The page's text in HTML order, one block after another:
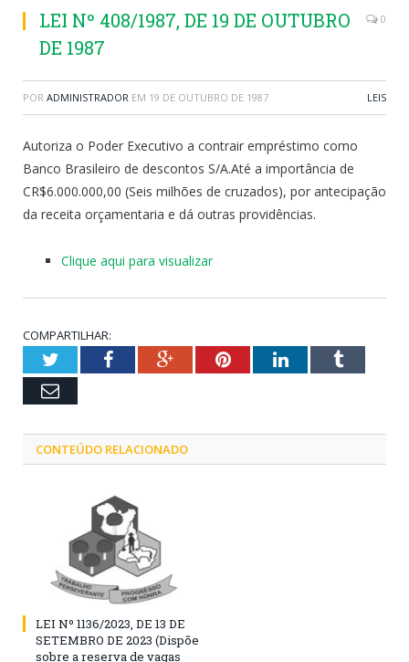
LEI Nº 408/1987, DE 19 DE OUTUBRO
DE 1987
0
POR ADMINISTRADOR EM 19 DE OUTUBRO DE 1987 LEIS
Autoriza o Poder Executivo a contrair empréstimo como
Banco Brasileiro de descontos S/A.Até a importância de
CR$6.000.000,00 (Seis milhões de cruzados), por antecipação
da receita orçamentaria e dá outras providências.
Clique aqui para visualizar
COMPARTILHAR:
TwitterFacebookGoogle+PinterestLinkedInTumblr
Email
CONTEÚDO RELACIONADO
LEI Nº 1136/2023, DE 13 DE
SETEMBRO DE 2023 (Dispõe
sobre a reserva de vagas